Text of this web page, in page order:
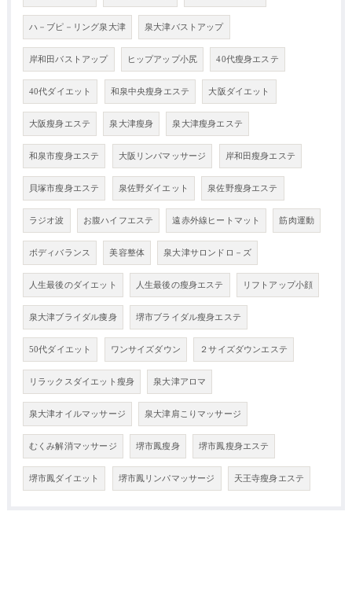
ハ－ブピ－リング泉大津 泉大津バストアップ
岸和田バストアップ ヒップアップ小尻 40代瘦身エステ
40代ダイエット 和泉中央瘦身エステ 大阪ダイエット
大阪瘦身エステ 泉大津瘦身 泉大津瘦身エステ
和泉市瘦身エステ 大阪リンパマッサージ 岸和田瘦身エステ
貝塚市瘦身エステ 泉佐野ダイエット 泉佐野瘦身エステ
ラジオ波 お腹ハイフエステ 遠赤外線ヒートマット 筋肉運動
ボディバランス 美容整体 泉大津サロンドロ－ズ
人生最後のダイエット 人生最後の瘦身エステ リフトアップ小顔
泉大津ブライダル痩身 堺市ブライダル瘦身エステ
50代ダイエット ワンサイズダウン ２サイズダウンエステ
リラックスダイエット瘦身 泉大津アロマ
泉大津オイルマッサージ 泉大津肩こりマッサージ
むくみ解消マッサージ 堺市鳳瘦身 堺市鳳瘦身エステ
堺市鳳ダイエット 堺市鳳リンパマッサージ 天王寺瘦身エステ